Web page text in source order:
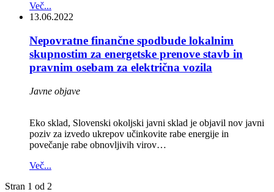
Več...
13.06.2022
Nepovratne finančne spodbude lokalnim
skupnostim za energetske prenove stavb in
pravnim osebam za električna vozila
Javne objave
Eko sklad, Slovenski okoljski javni sklad je objavil nov javni
poziv za izvedo ukrepov učinkovite rabe energije in
povečanje rabe obnovljivih virov…
Več...
Stran 1 od 2